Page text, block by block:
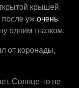
крышей.
уж очень
одним глазком.
от коронады,
Солнце-то не